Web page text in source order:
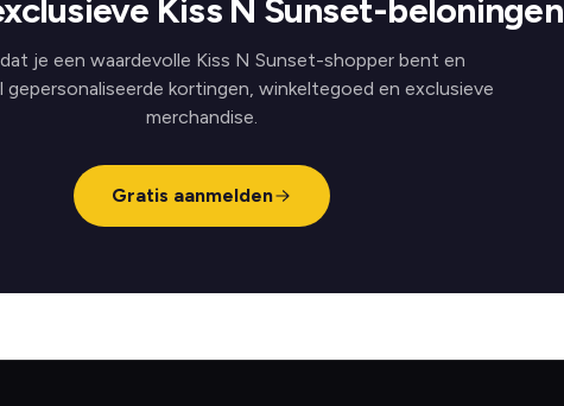
Kiss N Sunset-beloningen
je een waardevolle Kiss N Sunset-shopper bent en
gepersonaliseerde kortingen, winkeltegoed en exclusieve
merchandise.
Gratis aanmelden